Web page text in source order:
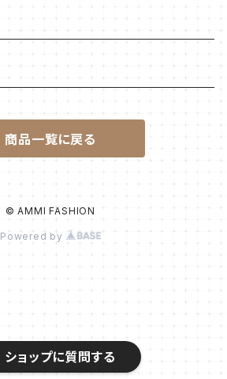
ショップに質問する
商品一覧に戻る
© AMMI FASHION
Powered by